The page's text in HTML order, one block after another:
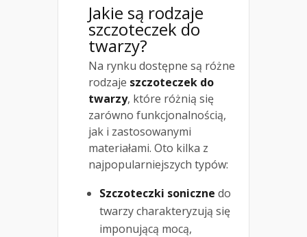
Jakie są rodzaje
szczoteczek do
twarzy?
Na rynku dostępne są różne
rodzaje szczoteczek do
twarzy, które różnią się
zarówno funkcjonalnością,
jak i zastosowanymi
materiałami. Oto kilka z
najpopularniejszych typów:
Szczoteczki soniczne do
twarzy charakteryzują się
imponującą mocą,